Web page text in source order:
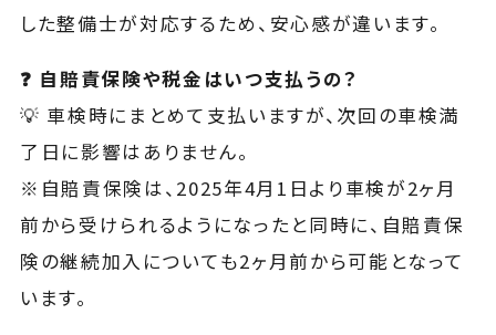
した整備士が対応するため、安心感が違います。
❓ 自賠責保険や税金はいつ支払うの？
💡 車検時にまとめて支払いますが、次回の車検満
了日に影響はありません。
※⾃賠責保険は、2025年4⽉1⽇より⾞検が2ヶ⽉
前から受けられるようになったと同時に、⾃賠責保
険の継続加⼊についても2ヶ⽉前から可能となって
います。